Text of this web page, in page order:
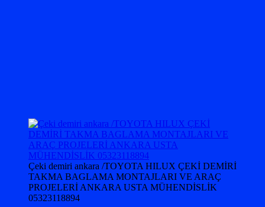
Çeki demiri ankara /TOYOTA HILUX ÇEKİ DEMİRİ
TAKMA BAGLAMA MONTAJLARI VE ARAÇ
PROJELERİ ANKARA USTA MÜHENDİSLİK
05323118894